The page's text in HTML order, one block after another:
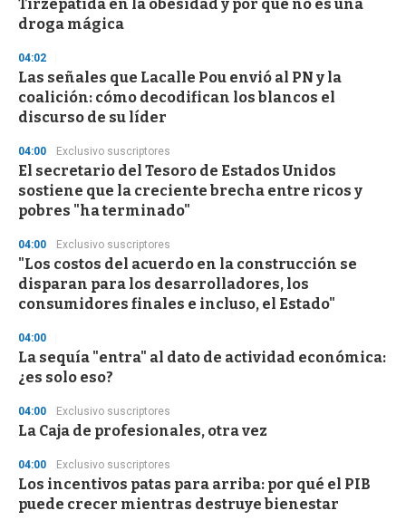
f
3
s
e
c
o
n
Tirzepatida en la obesidad y por qué no es una
droga mágica
04:02
Las señales que Lacalle Pou envió al PN y la
coalición: cómo decodifican los blancos el
discurso de su líder
04:00 Exclusivo suscriptores
El secretario del Tesoro de Estados Unidos
sostiene que la creciente brecha entre ricos y
pobres "ha terminado"
04:00 Exclusivo suscriptores
"Los costos del acuerdo en la construcción se
disparan para los desarrolladores, los
consumidores finales e incluso, el Estado"
04:00
La sequía "entra" al dato de actividad económica:
¿es solo eso?
04:00 Exclusivo suscriptores
La Caja de profesionales, otra vez
04:00 Exclusivo suscriptores
Los incentivos patas para arriba: por qué el PIB
puede crecer mientras destruye bienestar